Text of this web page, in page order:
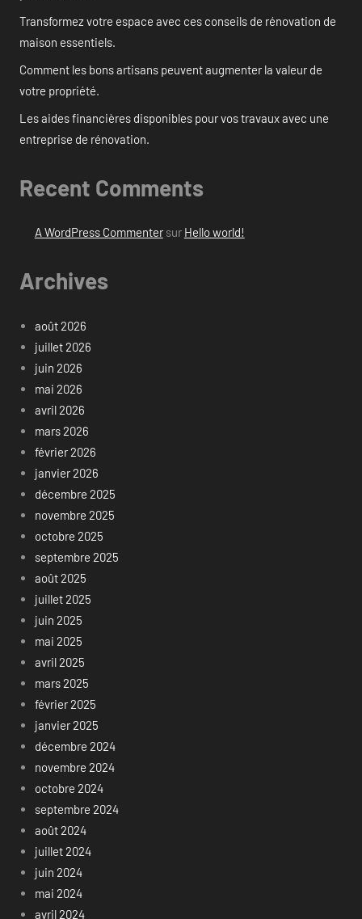
Transformez votre espace avec ces conseils de rénovation de
maison essentiels.
Comment les bons artisans peuvent augmenter la valeur de
votre propriété.
Les aides financières disponibles pour vos travaux avec une
entreprise de rénovation.
Recent Comments
A WordPress Commentersur Hello world!
Archives
août 2026
juillet 2026
juin 2026
mai 2026
avril 2026
mars 2026
février 2026
janvier 2026
décembre 2025
novembre 2025
octobre 2025
septembre 2025
août 2025
juillet 2025
juin 2025
mai 2025
avril 2025
mars 2025
février 2025
janvier 2025
décembre 2024
novembre 2024
octobre 2024
septembre 2024
août 2024
juillet 2024
juin 2024
mai 2024
avril 2024